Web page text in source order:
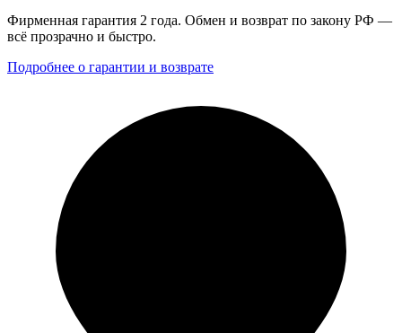
Фирменная гарантия 2 года. Обмен и возврат по закону РФ —
всё прозрачно и быстро.
Подробнее о гарантии и возврате